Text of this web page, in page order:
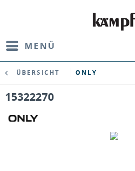
MENÜ
ÜBERSICHT ONLY
15322270